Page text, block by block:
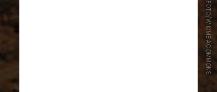
FOTO/WIKIMEIACOMMONS